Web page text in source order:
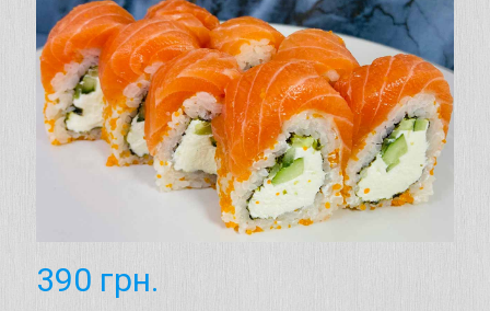
390 грн.